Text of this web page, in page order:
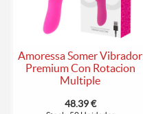
Amoressa Somer Vibrador
Premium Con Rotacion
Multiple
48.39 €